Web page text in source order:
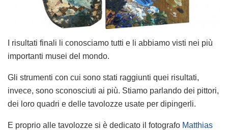
I risultati finali li conosciamo tutti e li abbiamo visti nei più
importanti musei del mondo.
Gli strumenti con cui sono stati raggiunti quei risultati,
invece, sono sconosciuti ai più. Stiamo parlando dei pittori,
dei loro quadri e delle tavolozze usate per dipingerli.
E proprio alle tavolozze si è dedicato il fotografo Matthias